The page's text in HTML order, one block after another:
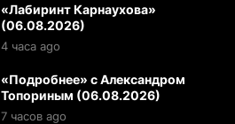
«Лабиринт Карнаухова»
(06.08.2026)
4 часа ago
«Подробнее» с Александром
Топориным (06.08.2026)
7 часов ago